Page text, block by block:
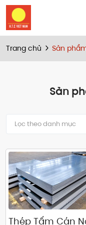
Trang chủ Sản
Sản
Lọc theo danh mục
Thép Tấm Cán